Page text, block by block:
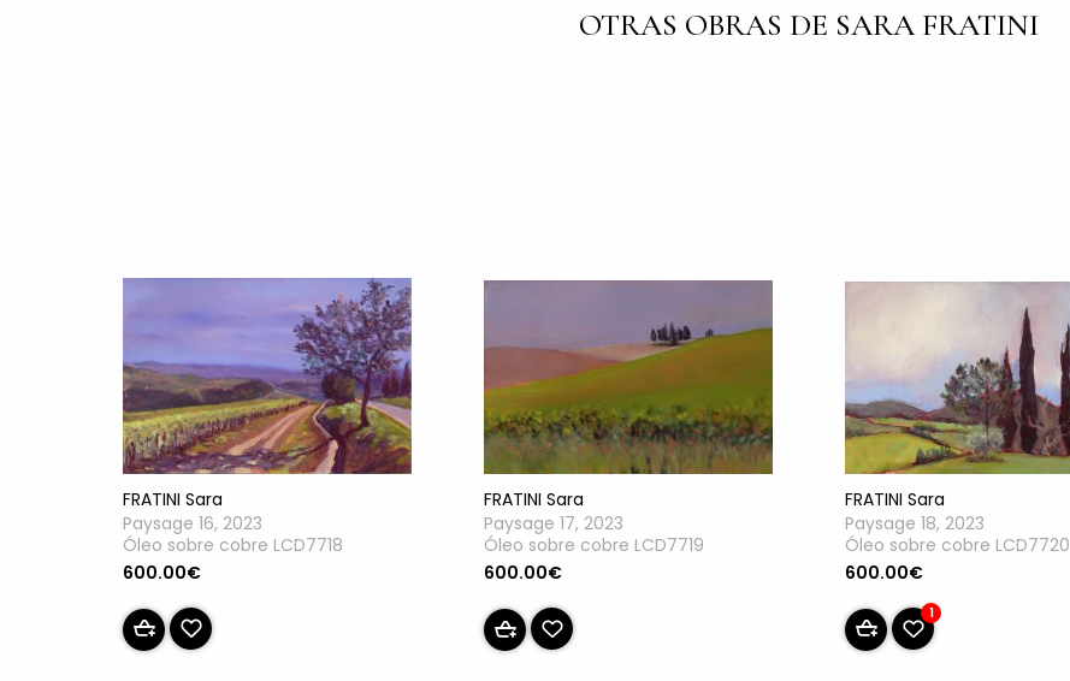
OTRAS OBRAS DE SARA FRATINI
FRATINI Sara
Paysage 16, 2023
Óleo sobre cobre LCD7718
600.00€
FRATINI Sara
Paysage 17, 2023
Óleo sobre cobre LCD7719
600.00€
FRATINI Sara
Paysage 18, 2023
Óleo sobre cobre LCD7720
600.00€
1